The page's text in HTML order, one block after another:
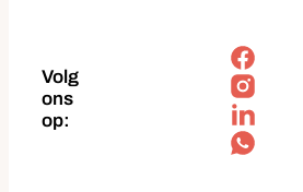
Volg
ons
op:
Facebook